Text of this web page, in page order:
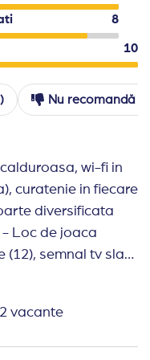
/07:30 – 10:00/ - o
check-in devreme,
8
10
Nu recomandă
wi-fi in
curatenie in fiecare
diversificata
Loc de joaca
semnal tv slab,
2 vacante